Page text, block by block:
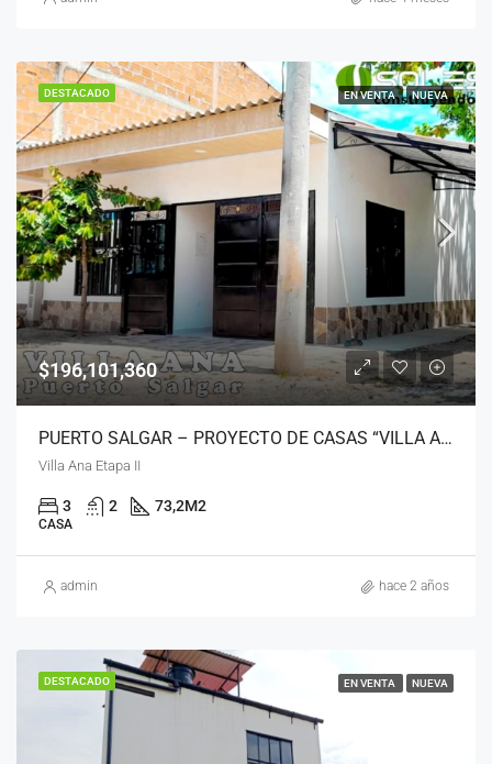
DESTACADO EN VENTA NUEVA
$196,101,360
PUERTO SALGAR – PROYECTO DE CASAS “VILLA ANA”
Villa Ana Etapa II
3 2 73,2M2
CASA
admin hace 2 años
DESTACADO EN VENTA NUEVA